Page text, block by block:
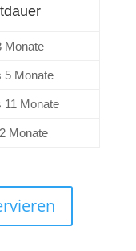
Monate
5 Monate
11 Monate
Monate